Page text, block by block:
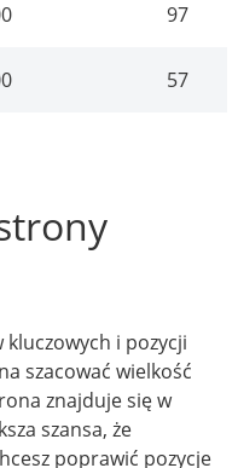
97
57
i pozycji
szacować wielkość
znajduje się w
szansa, że
poprawić pozycje